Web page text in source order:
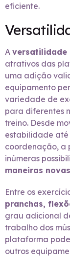
eficiente.
A versatilidade
atrativos das
uma adição
equipamento
variedade de
para diferentes
treino. Desde
estabilidade até
coordenação, a
inúmeras
maneiras
Entre os
pranchas,
grau adicional
trabalho dos
plataforma
outros